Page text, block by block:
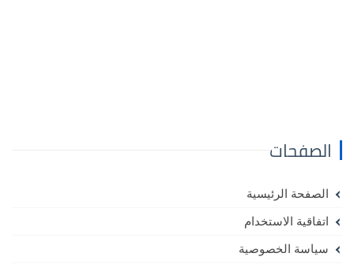
الصفحات
الصفحة الرئيسية
اتفاقية الاستخدام
سياسة الخصوصية